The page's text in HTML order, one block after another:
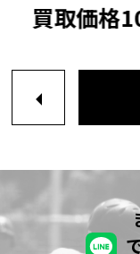
買取価格